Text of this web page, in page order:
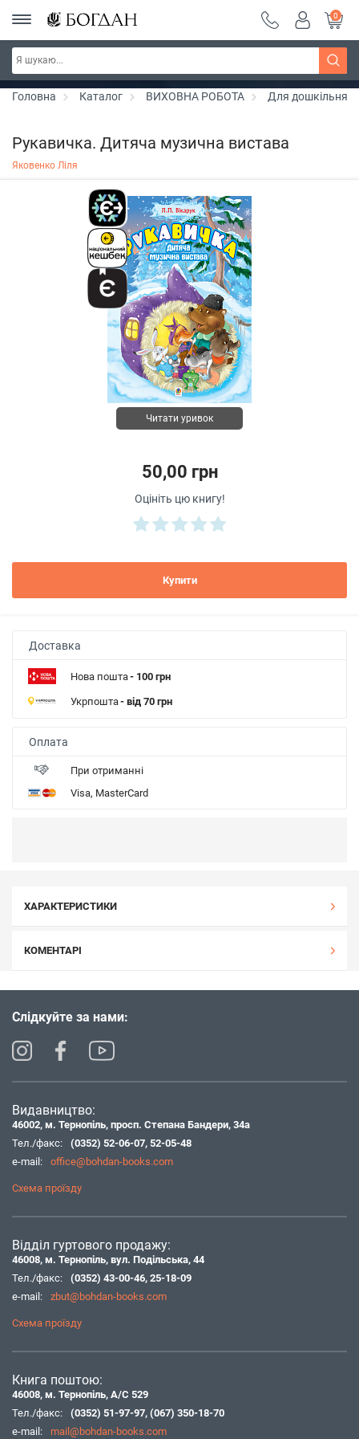
РОЗПРОДАЖ ~ 150 грн ~ 200 грн ~ 250 грн ~
300 грн ~ РОЗПРОДАЖ
Дізнатись більше
0
Головна Каталог ВИХОВНА РОБОТА Для дошкільнят
Рукавичка. Дитяча музична вистава
Яковенко Ліля
Читати уривок
50,00 грн
Оцініть цю книгу!
Купити
Доставка
Нова пошта- 100 грн
Укрпошта- від 70 грн
Оплата
При отриманні
Visa, MasterCard
ХАРАКТЕРИСТИКИ
КОМЕНТАРІ
Слідкуйте за нами:
Видавництво:
46002, м. Тернопіль, просп. Степана Бандери, 34а
Тел./факс:
(0352) 52-06-07, 52-05-48
e-mail:
office@bohdan-books.com
Схема проїзду
Відділ гуртового продажу:
46008, м. Тернопіль, вул. Подільська, 44
Тел./факс:
(0352) 43-00-46, 25-18-09
e-mail:
zbut@bohdan-books.com
Схема проїзду
Книга поштою:
46008, м. Тернопіль, А/С 529
Тел./факс:
(0352) 51-97-97, (067) 350-18-70
e-mail:
mail@bohdan-books.com